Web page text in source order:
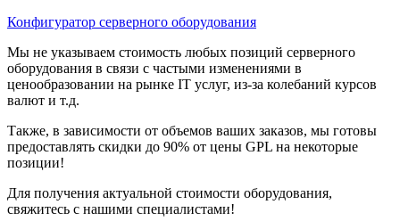
Конфигуратор серверного оборудования
Мы не указываем стоимость любых позиций серверного
оборудования в связи с частыми изменениями в
ценообразовании на рынке IT услуг, из-за колебаний курсов
валют и т.д.
Также, в зависимости от объемов ваших заказов, мы готовы
предоставлять скидки до 90% от цены GPL на некоторые
позиции!
Для получения актуальной стоимости оборудования,
свяжитесь с нашими специалистами!